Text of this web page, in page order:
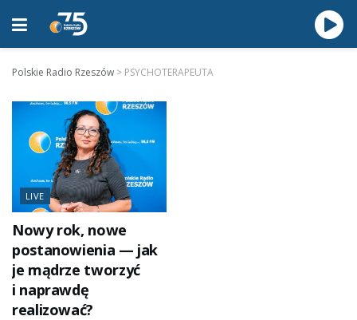
Polskie Radio Rzeszów > PSYCHOTERAPEUTA
LIVE
Nowy rok, nowe
postanowienia — jak
je mądrze tworzyć
i naprawdę
realizować?